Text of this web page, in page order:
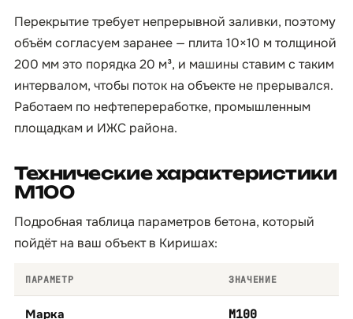
Перекрытие требует непрерывной заливки, поэтому
объём согласуем заранее — плита 10×10 м толщиной
200 мм это порядка 20 м³, и машины ставим с таким
интервалом, чтобы поток на объекте не прерывался.
Работаем по нефтепереработке, промышленным
площадкам и ИЖС района.
Технические характеристики
М100
Подробная таблица параметров бетона, который
пойдёт на ваш объект в Киришах:
ПАРАМЕТР ЗНАЧЕНИЕ
Марка М100